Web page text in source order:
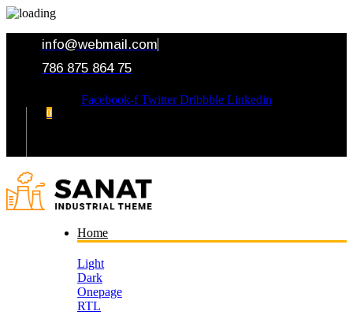
info@webmail.com
786 875 864 75
Facebook-f Twitter Dribbble Linkedin
0
Home
Light
Dark
Onepage
RTL